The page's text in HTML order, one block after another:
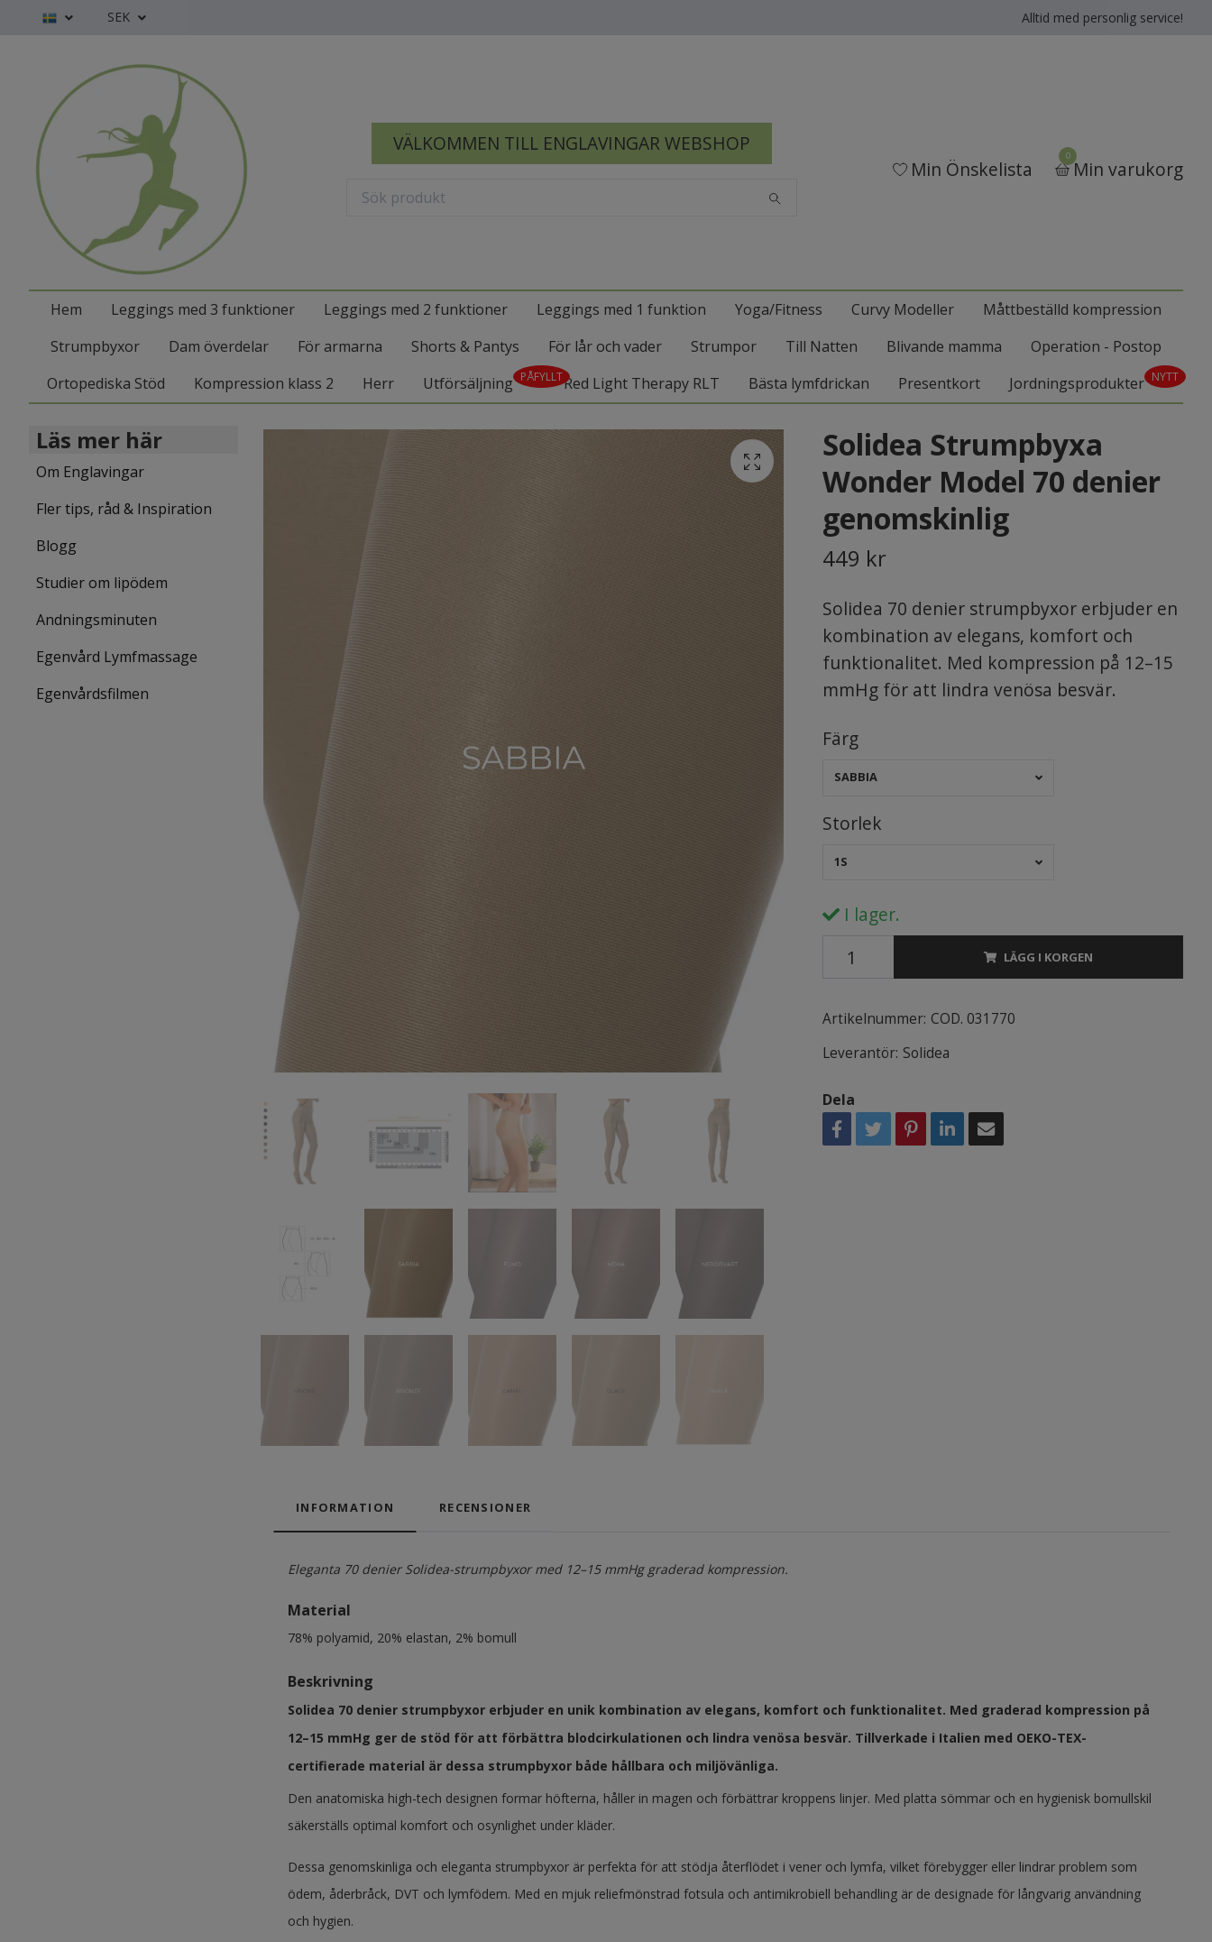
SEK Alltid med personlig service!
VÄLKOMMEN TILL ENGLAVINGAR WEBSHOP
Min Önskelista
0
Min varukorg
Hem Leggings med 3 funktioner Leggings med 2 funktioner Leggings med 1 funktion Yoga/Fitness Curvy Modeller
Måttbeställd kompression
Strumpbyxor
Dam överdelar För armarna Shorts & Pantys För lår och vader Strumpor Till Natten Blivande mamma
Operation - Postop
Ortopediska Stöd
Kompression klass 2 Herr Utförsäljning PÅFYLLTRed Light Therapy RLT Bästa lymfdrickan Presentkort Jordningsprodukter NYTT
Läs mer här
Om Englavingar
Fler tips, råd & Inspiration
Blogg
Studier om lipödem
Andningsminuten
Egenvård Lymfmassage
Egenvårdsfilmen
Solidea Strumpbyxa
Wonder Model 70 denier
genomskinlig
449 kr
Solidea 70 denier strumpbyxor erbjuder en
kombination av elegans, komfort och
funktionalitet. Med kompression på 12–15
mmHg för att lindra venösa besvär.
Färg
SABBIA
Storlek
1S
I lager.
LÄGG I KORGEN
Artikelnummer: COD. 031770
Leverantör: Solidea
Dela
INFORMATION RECENSIONER
Eleganta 70 denier Solidea-strumpbyxor med 12–15 mmHg graderad kompression.
Material
78% polyamid, 20% elastan, 2% bomull
Beskrivning
Solidea 70 denier strumpbyxor erbjuder en unik kombination av elegans, komfort och funktionalitet. Med graderad kompression på
12–15 mmHg ger de stöd för att förbättra blodcirkulationen och lindra venösa besvär. Tillverkade i Italien med OEKO-TEX-
certifierade material är dessa strumpbyxor både hållbara och miljövänliga.
Den anatomiska high-tech designen formar höfterna, håller in magen och förbättrar kroppens linjer. Med platta sömmar och en hygienisk bomullskil
säkerställs optimal komfort och osynlighet under kläder.
Dessa genomskinliga och eleganta strumpbyxor är perfekta för att stödja återflödet i vener och lymfa, vilket förebygger eller lindrar problem som
ödem, åderbråck, DVT och lymfödem. Med en mjuk reliefmönstrad fotsula och antimikrobiell behandling är de designade för långvarig användning
och hygien.